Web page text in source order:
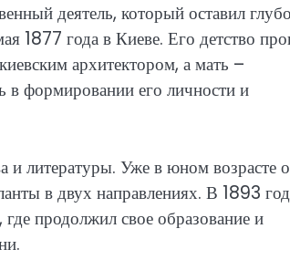
деятель, который оставил
1877 года в Киеве. Его детство
архитектором, а мать –
в формировании его личности и
и литературы. Уже в юном возрасте
в двух направлениях. В 1893
продолжил свое образование и